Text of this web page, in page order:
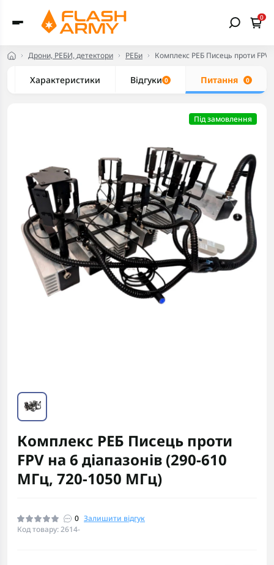
0
Дрони, РЕБИ, детектори РЕБи Комплекс РЕБ Писець проти FPV
Характеристики Відгуки 0 Питання 0
Під замовлення
Комплекс РЕБ Писець проти
FPV на 6 діапазонів (290-610
МГц, 720-1050 МГц)
0 Залишити відгук
Код товару: 2614-